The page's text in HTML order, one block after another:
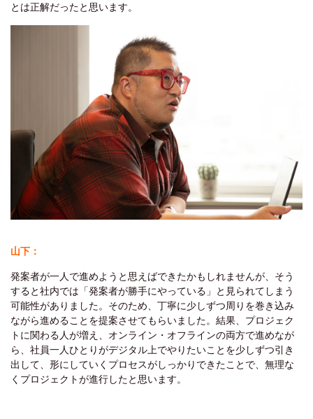
とは正解だったと思います。
山下：
発案者が一人で進めようと思えばできたかもしれませんが、そう
すると社内では「発案者が勝手にやっている」と見られてしまう
可能性がありました。そのため、丁寧に少しずつ周りを巻き込み
ながら進めることを提案させてもらいました。結果、プロジェク
トに関わる人が増え、オンライン・オフラインの両方で進めなが
ら、社員一人ひとりがデジタル上でやりたいことを少しずつ引き
出して、形にしていくプロセスがしっかりできたことで、無理な
くプロジェクトが進行したと思います。